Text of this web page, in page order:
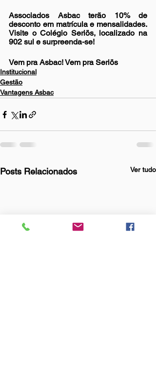
Associados Asbac terão 10% de
desconto em matrícula e mensalidades.
Visite o Colégio Seriös, localizado na
902 sul e surpreenda-se!
Vem pra Asbac! Vem pra Seriös
Institucional
Gestão
Vantagens Asbac
Posts Relacionados Ver tudo